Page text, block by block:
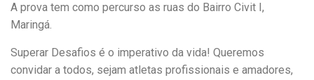
A prova tem como percurso as ruas do Bairro Civit I,
Maringá.
Superar Desafios é o imperativo da vida! Queremos
convidar a todos, sejam atletas profissionais e amadores,